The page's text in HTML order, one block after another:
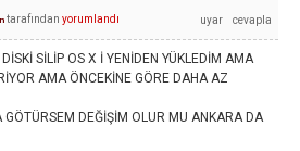
tarafından yorumlandı
SİLİP OS X İ YENİDEN YÜKLEDİM AMA
AMA ÖNCEKİNE GÖRE DAHA AZ
GÖTÜRSEM DEĞİŞİM OLUR MU ANKARA DA